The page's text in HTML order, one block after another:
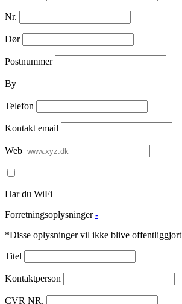
Nr.
Dør
Postnummer
By
Telefon
Kontakt email
Web
Har du WiFi
Forretningsoplysninger -
*Disse oplysninger vil ikke blive offentliggjort
Titel
Kontaktperson
CVR NR.